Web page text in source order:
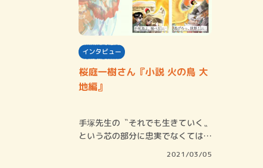
インタビュー
桜庭一樹さん『小説 火の鳥 大
地編』
手塚先生の〝それでも生きていく〟
という芯の部分に忠実でなくてはと
2021/03/05